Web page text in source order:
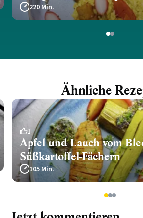
220 Min.
12
Ähnliche
1
Apfel und Lauch vom
Süßkartoffel-Fächern
105 Min.
123